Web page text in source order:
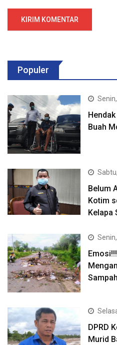
Populer
Buah
Belum
Kotim
Kelapa
DPRD
Murid